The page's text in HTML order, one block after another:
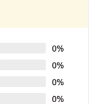
0%
0%
0%
0%